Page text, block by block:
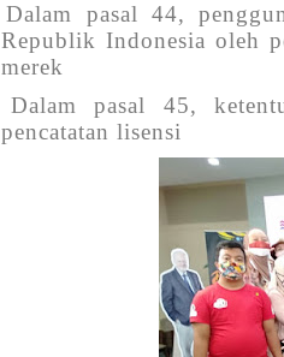
Dalam pasal 44,
Republik Indonesia oleh
merek
Dalam pasal 45,
pencatatan lisensi